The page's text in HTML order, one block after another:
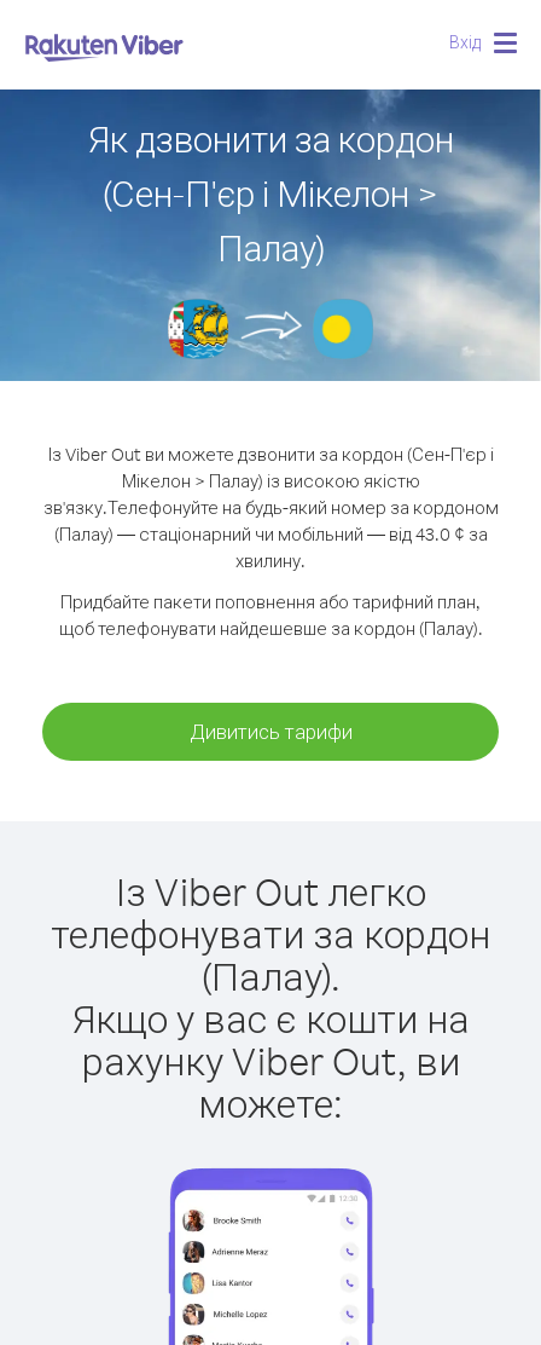
Вхід
Як дзвонити за кордон
(Сен-П'єр і Мікелон >
Палау)
Із Viber Out ви можете дзвонити за кордон (Сен-П'єр і
Мікелон > Палау) із високою якістю
зв'язку.Телефонуйте на будь-який номер за кордоном
(Палау) — стаціонарний чи мобільний — від 43.0 ¢ за
хвилину.
Придбайте пакети поповнення або тарифний план,
щоб телефонувати найдешевше за кордон (Палау).
Дивитись тарифи
Із Viber Out легко
телефонувати за кордон
(Палау).
Якщо у вас є кошти на
рахунку Viber Out, ви
можете: